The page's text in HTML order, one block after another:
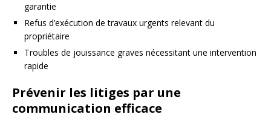
garantie
Refus d’exécution de travaux urgents relevant du
propriétaire
Troubles de jouissance graves nécessitant une intervention
rapide
Prévenir les litiges par une
communication efficace